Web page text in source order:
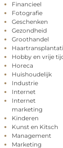
Financieel
Fotografie
Geschenken
Gezondheid
Groothandel
Hobby en vrije
Horeca
Huishoudelijk
Industrie
Internet
Internet
marketing
Kinderen
Kunst en Kitsch
Management
Marketing